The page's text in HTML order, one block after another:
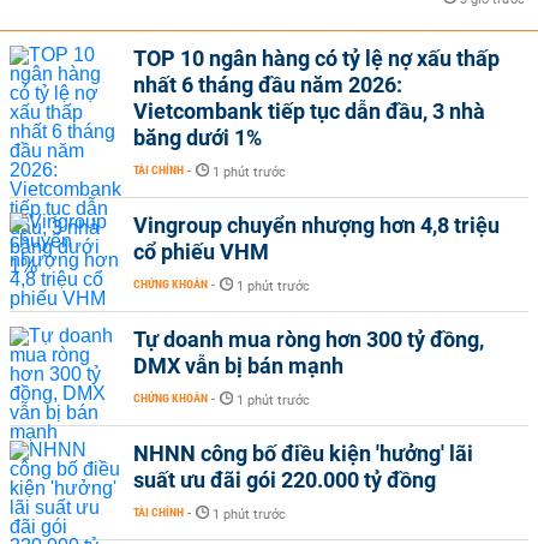
TOP 10 ngân hàng có tỷ lệ nợ xấu thấp
nhất 6 tháng đầu năm 2026:
Vietcombank tiếp tục dẫn đầu, 3 nhà
băng dưới 1%
TÀI CHÍNH - 1 phút trước
Vingroup chuyển nhượng hơn 4,8 triệu
cổ phiếu VHM
CHỨNG KHOÁN - 1 phút trước
Tự doanh mua ròng hơn 300 tỷ đồng,
DMX vẫn bị bán mạnh
CHỨNG KHOÁN - 1 phút trước
NHNN công bố điều kiện 'hưởng' lãi
suất ưu đãi gói 220.000 tỷ đồng
TÀI CHÍNH - 1 phút trước